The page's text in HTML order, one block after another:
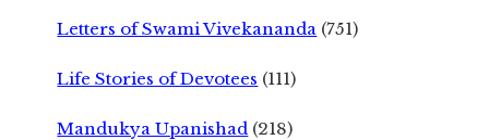
Letters of Swami Vivekananda (751)
Life Stories of Devotees (111)
Mandukya Upanishad (218)